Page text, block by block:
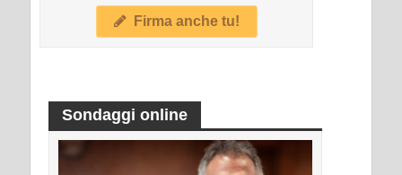
Firma anche tu!
Sondaggi online